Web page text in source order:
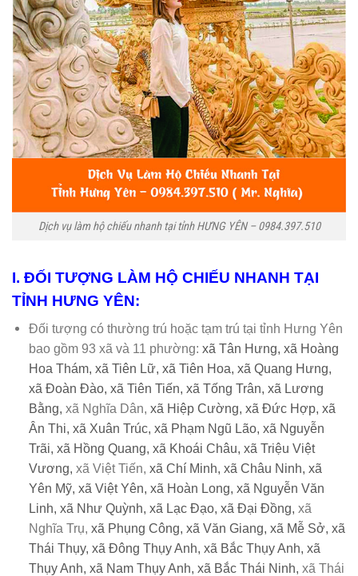
Dịch vụ làm hộ chiếu nhanh tại tỉnh HƯNG YÊN – 0984.397.510
I. ĐỐI TƯỢNG LÀM HỘ CHIẾU NHANH TẠI
TỈNH HƯNG YÊN:
Đối tượng có thường trú hoặc tạm trú tại tỉnh Hưng Yên
bao gồm 93 xã và 11 phường: xã Tân Hưng, xã Hoàng
Hoa Thám, xã Tiên Lữ, xã Tiên Hoa, xã Quang Hưng,
xã Đoàn Đào, xã Tiên Tiến, xã Tống Trân, xã Lương
Bằng, xã Nghĩa Dân, xã Hiệp Cường, xã Đức Hợp, xã
Ân Thi, xã Xuân Trúc, xã Phạm Ngũ Lão, xã Nguyễn
Trãi, xã Hồng Quang, xã Khoái Châu, xã Triệu Việt
Vương, xã Việt Tiến, xã Chí Minh, xã Châu Ninh, xã
Yên Mỹ, xã Việt Yên, xã Hoàn Long, xã Nguyễn Văn
Linh, xã Như Quỳnh, xã Lạc Đạo, xã Đại Đồng, xã
Nghĩa Trụ, xã Phụng Công, xã Văn Giang, xã Mễ Sở, xã
Thái Thụy, xã Đông Thụy Anh, xã Bắc Thụy Anh, xã
Thụy Anh, xã Nam Thụy Anh, xã Bắc Thái Ninh, xã Thái